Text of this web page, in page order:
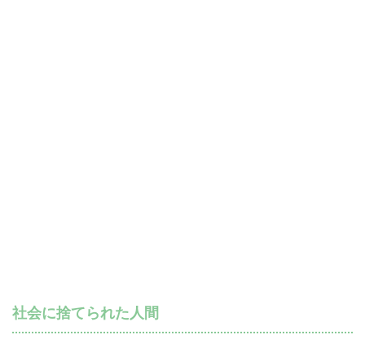
社会に捨てられた人間